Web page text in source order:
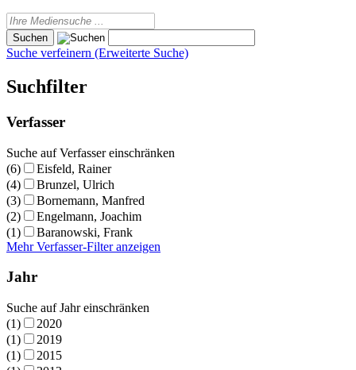
Suche verfeinern (Erweiterte Suche)
Suchfilter
Verfasser
Suche auf Verfasser einschränken
(6)
Eisfeld, Rainer
(4)
Brunzel, Ulrich
(3)
Bornemann, Manfred
(2)
Engelmann, Joachim
(1)
Baranowski, Frank
Mehr Verfasser-Filter anzeigen
Jahr
Suche auf Jahr einschränken
(1)
2020
(1)
2019
(1)
2015